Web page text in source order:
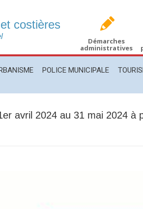
costières
Démarches
administratives
POLICE MUNICIPALE
avril 2024 au 31 mai 2024 à
POLICE MUNICIPALE TOURISME